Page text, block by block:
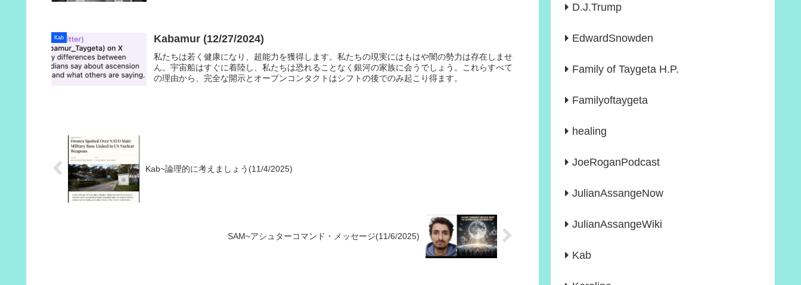
Kab Kabamur (12/27/2024)
私たちは若く健康になり、超能力を獲得します。私たちの現実にはもはや闇の勢力は存在しませ
ん。宇宙船はすぐに着陸し、私たちは恐れることなく銀河の家族に会うでしょう。これらすべて
の理由から、完全な開示とオープンコンタクトはシフトの後でのみ起こり得ます。
Kab~論理的に考えましょう(11/4/2025)
SAM~アシュターコマンド・メッセージ(11/6/2025)
D.J.Trump
EdwardSnowden
Family of Taygeta H.P.
Familyoftaygeta
healing
JoeRoganPodcast
JulianAssangeNow
JulianAssangeWiki
Kab